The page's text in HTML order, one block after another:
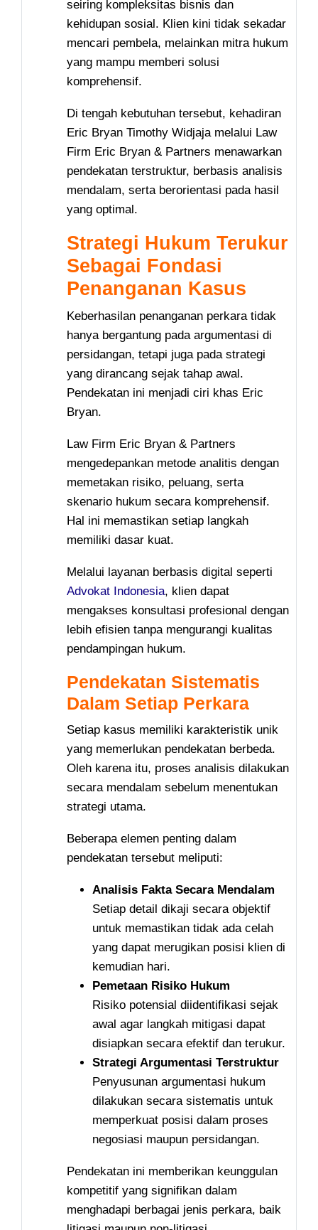
seiring kompleksitas bisnis dan
kehidupan sosial. Klien kini tidak sekadar
mencari pembela, melainkan mitra hukum
yang mampu memberi solusi
komprehensif.
Di tengah kebutuhan tersebut, kehadiran
Eric Bryan Timothy Widjaja melalui Law
Firm Eric Bryan & Partners menawarkan
pendekatan terstruktur, berbasis analisis
mendalam, serta berorientasi pada hasil
yang optimal.
Strategi Hukum Terukur
Sebagai Fondasi
Penanganan Kasus
Keberhasilan penanganan perkara tidak
hanya bergantung pada argumentasi di
persidangan, tetapi juga pada strategi
yang dirancang sejak tahap awal.
Pendekatan ini menjadi ciri khas Eric
Bryan.
Law Firm Eric Bryan & Partners
mengedepankan metode analitis dengan
memetakan risiko, peluang, serta
skenario hukum secara komprehensif.
Hal ini memastikan setiap langkah
memiliki dasar kuat.
Melalui layanan berbasis digital seperti
Advokat Indonesia, klien dapat
mengakses konsultasi profesional dengan
lebih efisien tanpa mengurangi kualitas
pendampingan hukum.
Pendekatan Sistematis
Dalam Setiap Perkara
Setiap kasus memiliki karakteristik unik
yang memerlukan pendekatan berbeda.
Oleh karena itu, proses analisis dilakukan
secara mendalam sebelum menentukan
strategi utama.
Beberapa elemen penting dalam
pendekatan tersebut meliputi:
Analisis Fakta Secara Mendalam
Setiap detail dikaji secara objektif
untuk memastikan tidak ada celah
yang dapat merugikan posisi klien di
kemudian hari.
Pemetaan Risiko Hukum
Risiko potensial diidentifikasi sejak
awal agar langkah mitigasi dapat
disiapkan secara efektif dan terukur.
Strategi Argumentasi Terstruktur
Penyusunan argumentasi hukum
dilakukan secara sistematis untuk
memperkuat posisi dalam proses
negosiasi maupun persidangan.
Pendekatan ini memberikan keunggulan
kompetitif yang signifikan dalam
menghadapi berbagai jenis perkara, baik